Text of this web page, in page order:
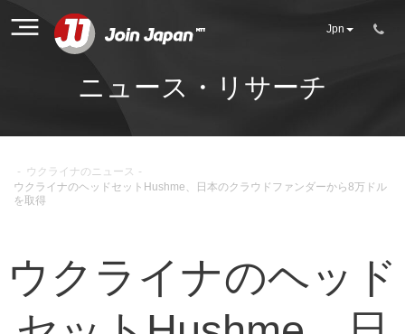
Jpn
ニュース・リサーチ
- ウクライナのニュース -
ウクライナのヘッドセットHushme、日本のクラウドファンダーから8万ドル
を取得
ウクライナのヘッド